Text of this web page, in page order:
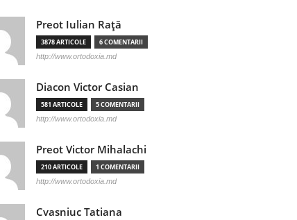
Preot Iulian Raţă
3878 ARTICOLE 6 COMENTARII
http://www.ortodoxia.md
Diacon Victor Casian
581 ARTICOLE 5 COMENTARII
http://www.ortodoxia.md
Preot Victor Mihalachi
210 ARTICOLE 1 COMENTARII
http://www.ortodoxia.md
Cvasniuc Tatiana